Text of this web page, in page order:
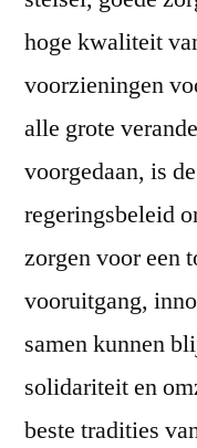
hoge kwaliteit
voorzieningen
alle grote
voorgedaan, is
regeringsbeleid
zorgen voor een
vooruitgang,
samen kunnen
solidariteit en
beste tradities